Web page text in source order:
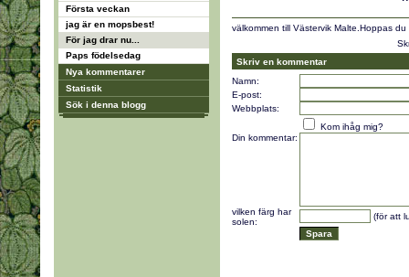
Första veckan
jag är en mopsbest!
För jag drar nu...
Paps födelsedag
Nya kommentarer
Statistik
Sök i denna blogg
välkommen till Västervik Malte.Hoppas du
Skriv en kommentar
Namn:
E-post:
Webbplats:
Kom ihåg mig?
Din kommentar:
vilken färg har
solen:
(för att